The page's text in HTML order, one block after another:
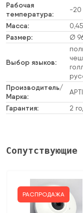
Рабочая
температура:
-20
Масса:
Размер: Ø
Выбор языков:
Производитель/
Марка:
APTI
Гарантия: 2
Сопутствующие
РАСПРОДАЖА